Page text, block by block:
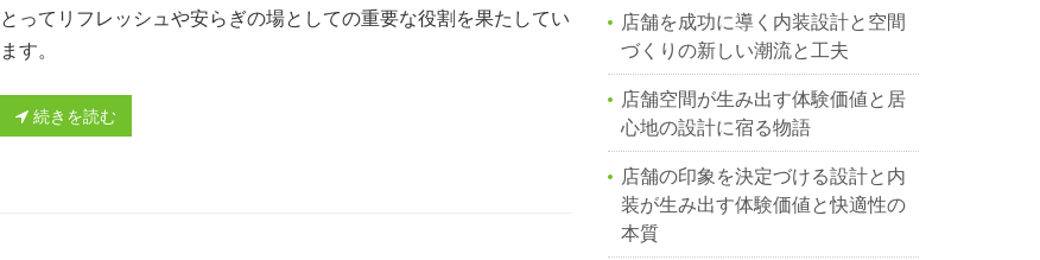
とってリフレッシュや安らぎの場としての重要な役割を果たしてい
ます。
続きを読む
店舗を成功に導く内装設計と空間
づくりの新しい潮流と工夫
店舗空間が生み出す体験価値と居
心地の設計に宿る物語
店舗の印象を決定づける設計と内
装が生み出す体験価値と快適性の
本質